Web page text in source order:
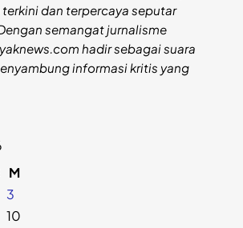
dan terpercaya seputar
semangat jurnalisme
hadir sebagai suara
informasi kritis yang
M
3
10